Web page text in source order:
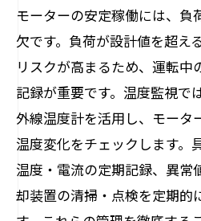
モーターの安定稼働には、負
欠です。負荷が設計値を超え
リスクが高まるため、運転中
記録が重要です。温度監視で
外線温度計を活用し、モータ
温度変化をチェックします。
温度・電流の定期記録、異常
却装置の清掃・点検を定期的